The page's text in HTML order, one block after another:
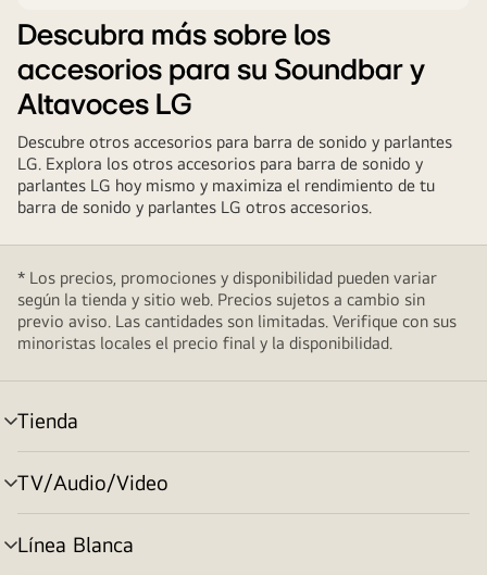
Descubra más sobre los
accesorios para su Soundbar y
Altavoces LG
Descubre otros accesorios para barra de sonido y parlantes
LG. Explora los otros accesorios para barra de sonido y
parlantes LG hoy mismo y maximiza el rendimiento de tu
barra de sonido y parlantes LG otros accesorios.
* Los precios, promociones y disponibilidad pueden variar
según la tienda y sitio web. Precios sujetos a cambio sin
previo aviso. Las cantidades son limitadas. Verifique con sus
minoristas locales el precio final y la disponibilidad.
Tienda
cambiar
de
menú
TV/Audio/Video
cambiar
de
menú
Línea Blanca
cambiar